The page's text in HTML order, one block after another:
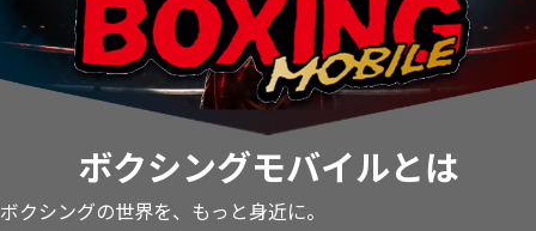
ボクシングモバイルとは
ボクシングの世界を、もっと身近に。